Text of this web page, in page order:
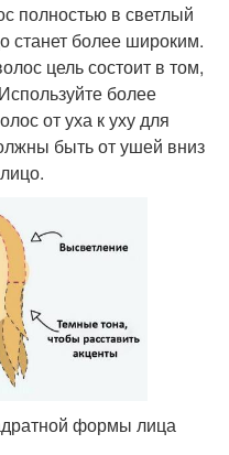
полностью в светлый
станет более широким.
цель состоит в том,
более
от уха к уху для
быть от ушей вниз
формы лица